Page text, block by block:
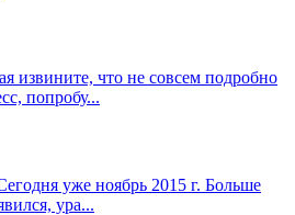
извините, что не совсем подробно
попробу...
уже ноябрь 2015 г. Больше
ура...